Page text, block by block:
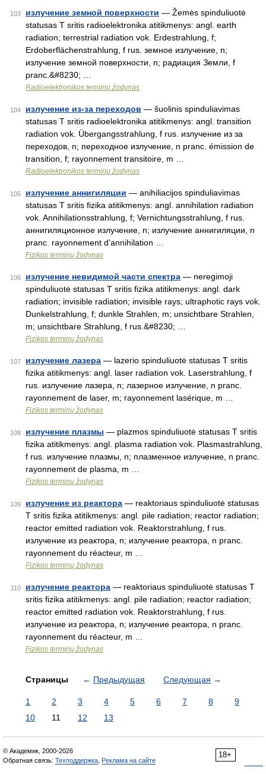
103 излучение земной поверхности — Žemės spinduliuotė
statusas T sritis radioelektronika atitikmenys: angl. earth
radiation; terrestrial radiation vok. Erdestrahlung, f;
Erdoberflächenstrahlung, f rus. земное излучение, n;
излучение земной поверхности, n; радиация Земли, f
pranc.&#8230; …
Radioelektronikos terminų žodynas
104 излучение из-за переходов — šuolinis spinduliavimas
statusas T sritis radioelektronika atitikmenys: angl. transition
radiation vok. Übergangsstrahlung, f rus. излучение из за
переходов, n; переходное излучение, n pranc. émission de
transition, f; rayonnement transitoire, m …
Radioelektronikos terminų žodynas
105 излучение аннигиляции — anihiliacijos spinduliavimas
statusas T sritis fizika atitikmenys: angl. annihilation radiation
vok. Annihilationsstrahlung, f; Vernichtungsstrahlung, f rus.
аннигиляционное излучение, n; излучение аннигиляции, n
pranc. rayonnement d’annihilation …
Fizikos terminų žodynas
106 излучение невидимой части спектра — neregimoji
spinduliuotė statusas T sritis fizika atitikmenys: angl. dark
radiation; invisible radiation; invisible rays; ultraphotic rays vok.
Dunkelstrahlung, f; dunkle Strahlen, m; unsichtbare Strahlen,
m; unsichtbare Strahlung, f rus.&#8230; …
Fizikos terminų žodynas
107 излучение лазера — lazerio spinduliuotė statusas T sritis
fizika atitikmenys: angl. laser radiation vok. Laserstrahlung, f
rus. излучение лазера, n; лазерное излучение, n pranc.
rayonnement de laser, m; rayonnement lasérique, m …
Fizikos terminų žodynas
108 излучение плазмы — plazmos spinduliuotė statusas T sritis
fizika atitikmenys: angl. plasma radiation vok. Plasmastrahlung,
f rus. излучение плазмы, n; плазменное излучение, n pranc.
rayonnement de plasma, m …
Fizikos terminų žodynas
109 излучение из реактора — reaktoriaus spinduliuotė statusas
T sritis fizika atitikmenys: angl. pile radiation; reactor radiation;
reactor emitted radiation vok. Reaktorstrahlung, f rus.
излучение из реактора, n; излучение реактора, n pranc.
rayonnement du réacteur, m …
Fizikos terminų žodynas
110 излучение реактора — reaktoriaus spinduliuotė statusas T
sritis fizika atitikmenys: angl. pile radiation; reactor radiation;
reactor emitted radiation vok. Reaktorstrahlung, f rus.
излучение из реактора, n; излучение реактора, n pranc.
rayonnement du réacteur, m …
Fizikos terminų žodynas
Страницы ← Предыдущая Следующая →
1 2 3 4 5 6 7 8
9
10
11 12 13
18+
© Академик, 2000-2026
Обратная связь: Техподдержка Реклама на сайте